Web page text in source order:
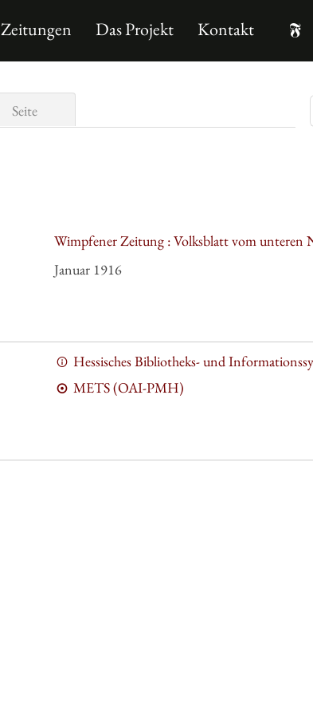
Zeitungen Das Projekt Kontakt
Seite
Wimpfener Zeitung : Volksblatt vom unteren
Januar 1916
Hessisches Bibliotheks- und
METS (OAI-PMH)